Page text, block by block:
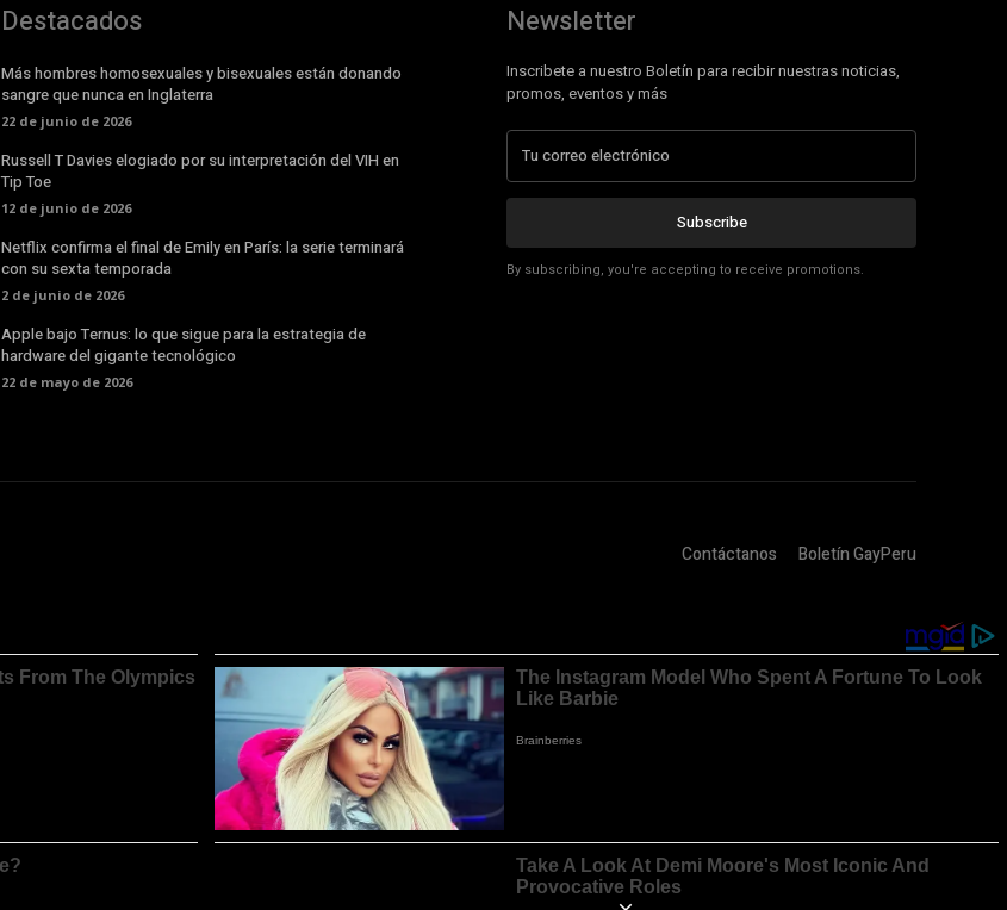
Destacados
Más hombres homosexuales y bisexuales están donando
sangre que nunca en Inglaterra
22 de junio de 2026
Russell T Davies elogiado por su interpretación del VIH en
Tip Toe
12 de junio de 2026
Netflix confirma el final de Emily en París: la serie terminará
con su sexta temporada
2 de junio de 2026
Apple bajo Ternus: lo que sigue para la estrategia de
hardware del gigante tecnológico
22 de mayo de 2026
Newsletter
Inscribete a nuestro Boletín para recibir nuestras noticias,
promos, eventos y más
Subscribe
By subscribing, you're accepting to receive promotions.
Contáctanos Boletín GayPeru